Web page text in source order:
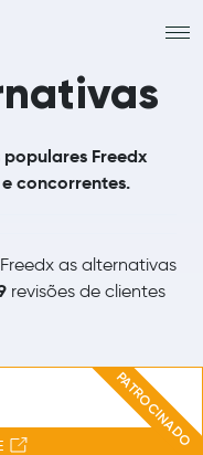
Freedx
concorrentes.
as alternativas
revisões de clientes
PATROCINADO